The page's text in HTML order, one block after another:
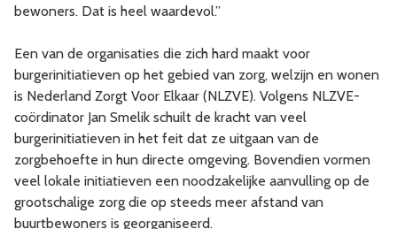
bewoners. Dat is heel waardevol.”
Een van de organisaties die zich hard maakt voor
burgerinitiatieven op het gebied van zorg, welzijn en wonen
is Nederland Zorgt Voor Elkaar (NLZVE). Volgens NLZVE-
coördinator Jan Smelik schuilt de kracht van veel
burgerinitiatieven in het feit dat ze uitgaan van de
zorgbehoefte in hun directe omgeving. Bovendien vormen
veel lokale initiatieven een noodzakelijke aanvulling op de
grootschalige zorg die op steeds meer afstand van
buurtbewoners is georganiseerd.